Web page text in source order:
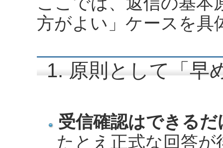
方がよい」ケースを具
1. 原則として「早
受信確認はできるだ
たとえ正式な回答